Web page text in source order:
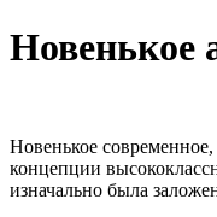
Новенькое
Новенькое
концепции
изначально была